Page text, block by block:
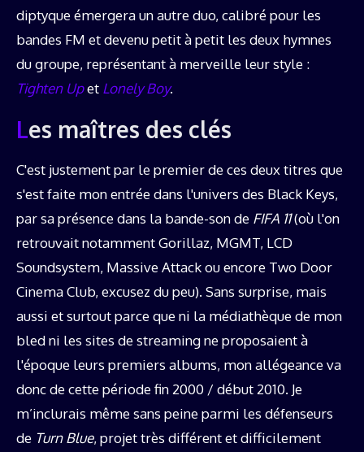
diptyque émergera un autre duo, calibré pour les
bandes FM et devenu petit à petit les deux hymnes
du groupe, représentant à merveille leur style :
Tighten Upet Lonely Boy.
Les maîtres des clés
C'est justement par le premier de ces deux titres que
s'est faite mon entrée dans l'univers des Black Keys,
par sa présence dans la bande-son de FIFA 11(où l'on
retrouvait notamment Gorillaz, MGMT, LCD
Soundsystem, Massive Attack ou encore Two Door
Cinema Club, excusez du peu). Sans surprise, mais
aussi et surtout parce que ni la médiathèque de mon
bled ni les sites de streaming ne proposaient à
l'époque leurs premiers albums, mon allégeance va
donc de cette période fin 2000 / début 2010. Je
m’inclurais même sans peine parmi les défenseurs
de Turn Blue, projet très différent et difficilement